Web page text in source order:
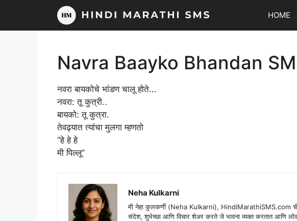
content
HOME
Navra Baayko Bhandan
नवरा बायकोचे भांडण चालू होते…
नवरा: तू कुत्री..
बायको: तू कुत्रा.
तेवढ्यात त्यांचा मुलगा म्हणतो
“हे हे हे
मी पिल्लू”
Neha Kulkarni
मी नेहा कुलकर्णी (Neha Kulkarni), HindiMarathiSMS.com
संदेश, शुभेच्छा आणि विचार शेअर करते जे भावना व्यक्त करतात आणि